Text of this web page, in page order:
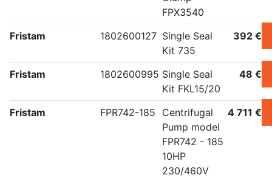
FPX3540
Fristam
1802600127 Single Seal
Kit 735
392 €
Fristam 1802600995 Single Seal
Kit FKL15/20
48 €
Fristam FPR742-185
Centrifugal
Pump model
FPR742 - 185
10HP
230/460V
4 711 €